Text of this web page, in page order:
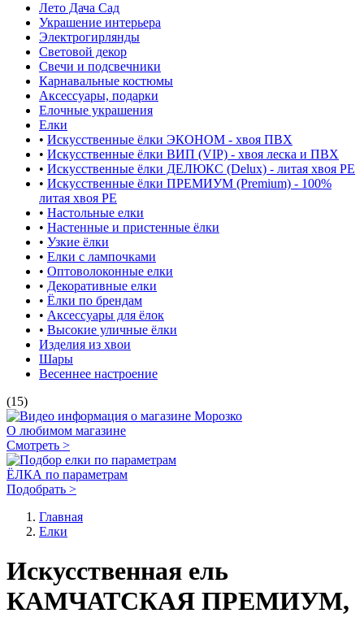
Лето Дача Сад
Украшение интерьера
Электро­гирлянды
Световой декор
Свечи и подсвечники
Карнавальные костюмы
Аксессуары, подарки
Елочные украшения
Елки
• Искусственные ёлки ЭКОНОМ - хвоя ПВХ
• Искусственные ёлки ВИП (VIP) - хвоя леска и ПВХ
• Искусственные ёлки ДЕЛЮКС (Delux) - литая хвоя РЕ
• Искусственные ёлки ПРЕМИУМ (Premium) - 100%
литая хвоя РЕ
• Настольные елки
• Настенные и пристенные ёлки
• Узкие ёлки
• Елки с лампочками
• Оптоволоконные елки
• Декоративные елки
• Ёлки по брендам
• Аксессуары для ёлок
• Высокие уличные ёлки
Изделия из хвои
Шары
Весеннее настроение
(15)
О любимом магазине
Смотреть >
ЁЛКА по параметрам
Подобрать >
Главная
Елки
Искусственная ель
КАМЧАТСКАЯ ПРЕМИУМ,